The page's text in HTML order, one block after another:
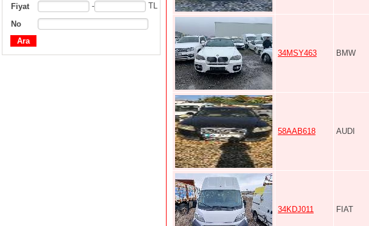
Fiyat
- TL
No
34MSY463 BMW
58AAB618 AUDI
34KDJ011 FIAT